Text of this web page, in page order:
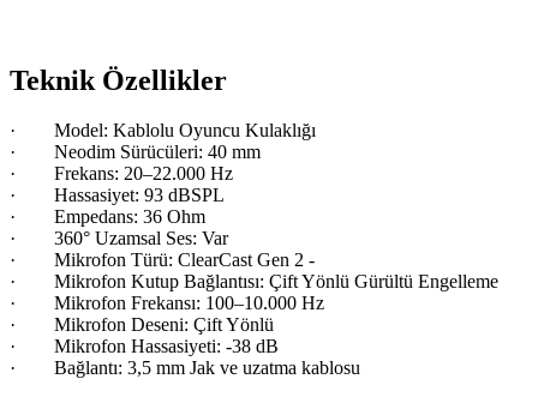
Teknik Özellikler
· Model: Kablolu Oyuncu Kulaklığı
· Neodim Sürücüleri: 40 mm
· Frekans: 20–22.000 Hz
· Hassasiyet: 93 dBSPL
· Empedans: 36 Ohm
· 360° Uzamsal Ses: Var
· Mikrofon Türü: ClearCast Gen 2 -
· Mikrofon Kutup Bağlantısı: Çift Yönlü Gürültü Engelleme
· Mikrofon Frekansı: 100–10.000 Hz
· Mikrofon Deseni: Çift Yönlü
· Mikrofon Hassasiyeti: -38 dB
· Bağlantı: 3,5 mm Jak ve uzatma kablosu